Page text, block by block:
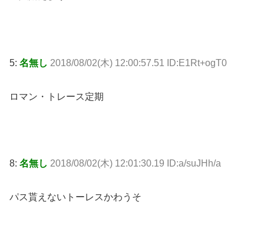
5: 名無し 2018/08/02(木) 12:00:57.51 ID:E1Rt+ogT0
ロマン・トレース定期
8: 名無し 2018/08/02(木) 12:01:30.19 ID:a/suJHh/a
パス貰えないトーレスかわうそ